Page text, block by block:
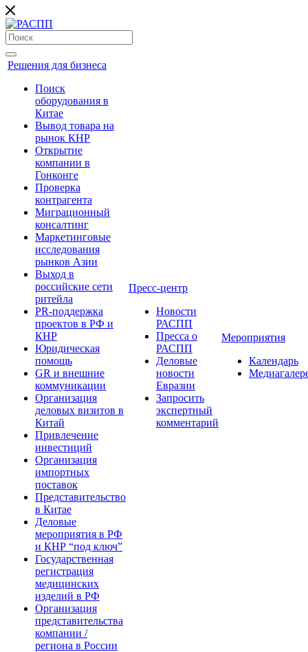
Решения для бизнеса
Поиск
оборудования в
Китае
Вывод товара на
рынок КНР
Открытие
компании в
Гонконге
Проверка
контрагента
Миграционный
консалтинг
Маркетинговые
исследования
рынков Азии
Выход в
российские сети
ритейла
PR-поддержка
проектов в РФ и
КНР
Юридическая
помощь
GR и внешние
коммуникации
Организация
деловых визитов в
Китай
Привлечение
инвестиций
Организация
импортных
поставок
Представительство
в Китае
Деловые
мероприятия в РФ
и КНР “под ключ”
Государственная
регистрация
медицинских
изделий в РФ
Организация
представительства
компании /
региона в России
Пресс-центр
Новости
РАСПП
Пресса о
РАСПП
Деловые
новости
Евразии
Запросить
экспертный
комментарий
Мероприятия
Календарь